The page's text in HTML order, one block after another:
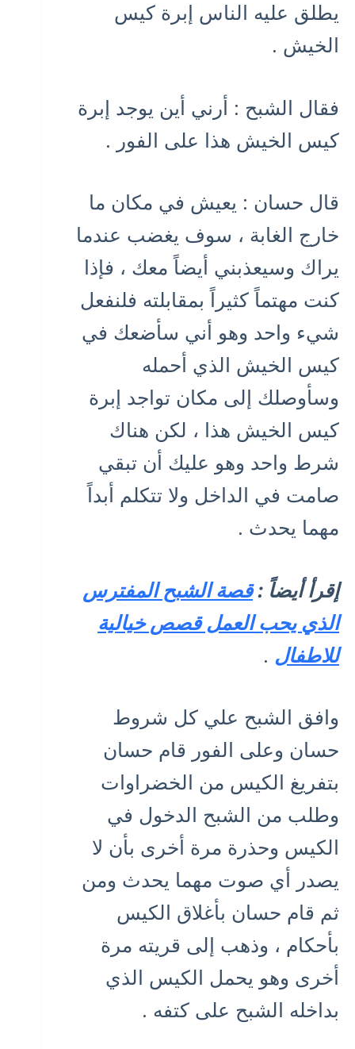
يطلق عليه الناس إبرة كيس
الخيش .
فقال الشبح : أرني أين يوجد إبرة
كيس الخيش هذا على الفور .
قال حسان : يعيش في مكان ما
خارج الغابة ، سوف يغضب عندما
يراك وسيعذبني أيضاً معك ، فإذا
كنت مهتماً كثيراً بمقابلته فلنفعل
شيء واحد وهو أني سأضعك في
كيس الخيش الذي أحمله
وسأوصلك إلى مكان تواجد إبرة
كيس الخيش هذا ، لكن هناك
شرط واحد وهو عليك أن تبقي
صامت في الداخل ولا تتكلم أبداً
مهما يحدث .
إقرأ أيضاً :قصة الشبح المفترس
الذي يحب العمل قصص خيالية
للاطفال .
وافق الشبح علي كل شروط
حسان وعلى الفور قام حسان
بتفريغ الكيس من الخضراوات
وطلب من الشبح الدخول في
الكيس وحذرة مرة أخرى بأن لا
يصدر أي صوت مهما يحدث ومن
ثم قام حسان بأغلاق الكيس
بأحكام ، وذهب إلى قريته مرة
أخرى وهو يحمل الكيس الذي
بداخله الشبح على كتفه .